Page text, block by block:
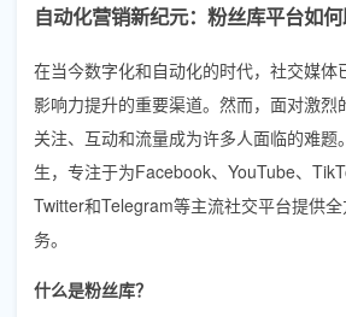
自动化营销新纪元：粉丝库平台如
在当今数字化和自动化的时代，社交媒体
影响力提升的重要渠道。然而，面对激烈
关注、互动和流量成为许多人面临的难题
生，专注于为Facebook、YouTube、
Twitter和Telegram等主流社交平台提供
务。
什么是粉丝库？